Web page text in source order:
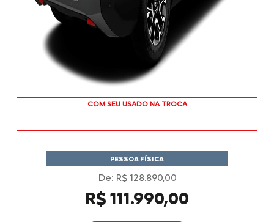
TAXA ZERO
PESSOA FÍSICA
De: R$ 128.890,00
R$ 111.990,00